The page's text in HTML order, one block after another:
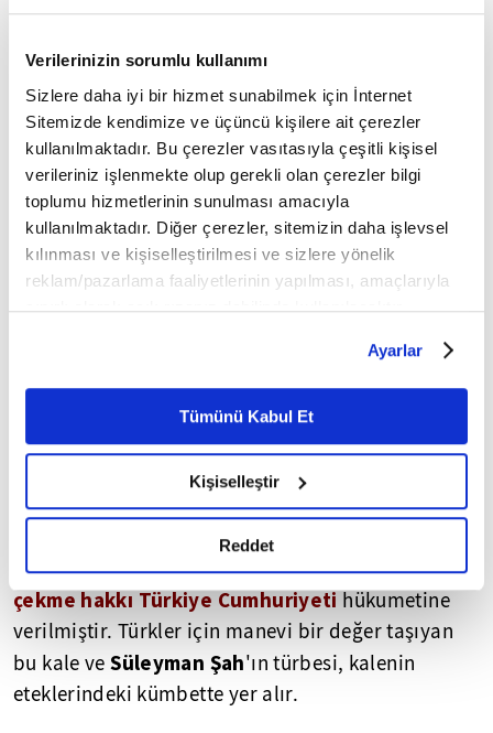
Verilerinizin sorumlu kullanımı
Sizlere daha iyi bir hizmet sunabilmek için İnternet
Sitemizde kendimize ve üçüncü kişilere ait çerezler
kullanılmaktadır. Bu çerezler vasıtasıyla çeşitli kişisel
verileriniz işlenmekte olup gerekli olan çerezler bilgi
toplumu hizmetlerinin sunulması amacıyla
kullanılmaktadır. Diğer çerezler, sitemizin daha işlevsel
kılınması ve kişiselleştirilmesi ve sizlere yönelik
reklam/pazarlama faaliyetlerinin yapılması, amaçlarıyla
sınırlı olarak açık rızanız dahilinde kullanılacaktır.
belirleyebilirsiniz. Çerezlere ilişkin detaylı bilgi için
Ayarlar butonuna tıklayabilir,Çerez Bilgilendirme
Metnimizi ziyaret edebilirsiniz.
6698 sayılı Kişisel Verilerin Korunması Kanunu uyarınca
okumak ve sitemizi ziyaretiniz kapsamında
gerçekleştirilen veri işleme faaliyetleri ile ilgili daha
detaylı bilgi almak için lütfentıklayınız.
Ayarlar
Tümünü Kabul Et
Kişiselleştir
Reddet
🔸Ankara Antlaşması'nın 9. maddesi veLozan
'nın 3. maddesine göre
Kalesi'nde muhafız bulundurmak veTürk bayrağı
çekme hakkı Türkiye Cumhuriyeti hükumetine
verilmiştir. Türkler için manevi bir değer taşıyan
bu kale veSüleyman Şah'ın türbesi, kalenin
eteklerindeki kümbette yer alır.